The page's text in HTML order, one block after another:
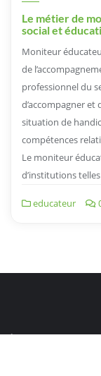
Le métier de
social et
Moniteur
de
professionnel du
d’accompagner et
situation de
compétences
Le moniteur
d’institutions
educateur